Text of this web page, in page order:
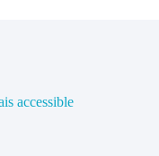
accessible